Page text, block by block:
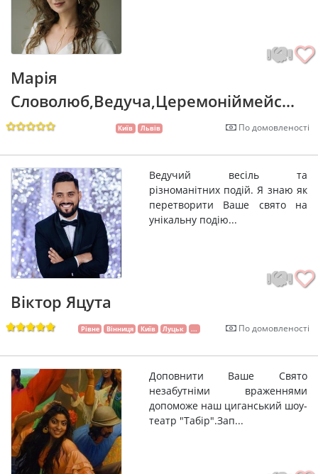
Марія
Словолюб,Ведуча,Церемоніймейс...
Київ Львів По домовленості
Ведучий весіль та
різноманітних подій. Я знаю як
перетворити Ваше свято на
унікальну подію...
Віктор Яцута
Рівне Вінниця Київ Луцьк ... По домовленості
Доповнити Ваше Свято
незабутніми враженнями
допоможе наш циганський шоу-
театр "Табір".Зап...